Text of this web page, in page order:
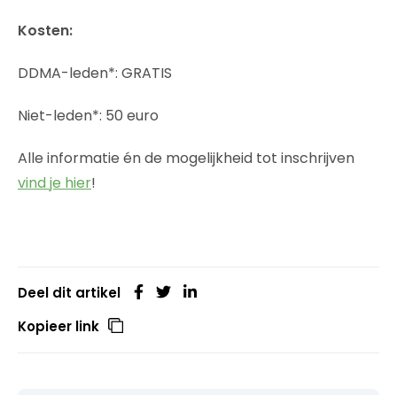
Kosten:
DDMA-leden*: GRATIS
Niet-leden*: 50 euro
Alle informatie én de mogelijkheid tot inschrijven
vind je hier!
Deel dit artikel
Kopieer link